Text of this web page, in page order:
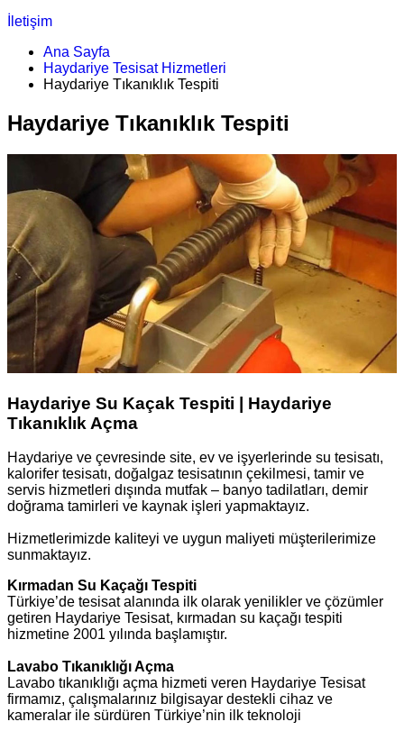
İletişim
Ana Sayfa
Haydariye Tesisat Hizmetleri
Haydariye Tıkanıklık Tespiti
Haydariye Tıkanıklık Tespiti
Haydariye Su Kaçak Tespiti | Haydariye
Tıkanıklık Açma
Haydariye ve çevresinde site, ev ve işyerlerinde su tesisatı,
kalorifer tesisatı, doğalgaz tesisatının çekilmesi, tamir ve
servis hizmetleri dışında mutfak – banyo tadilatları, demir
doğrama tamirleri ve kaynak işleri yapmaktayız.
Hizmetlerimizde kaliteyi ve uygun maliyeti müşterilerimize
sunmaktayız.
Kırmadan Su Kaçağı Tespiti
Türkiye’de tesisat alanında ilk olarak yenilikler ve çözümler
getiren Haydariye Tesisat, kırmadan su kaçağı tespiti
hizmetine 2001 yılında başlamıştır.
Lavabo Tıkanıklığı Açma
Lavabo tıkanıklığı açma hizmeti veren Haydariye Tesisat
firmamız, çalışmalarınız bilgisayar destekli cihaz ve
kameralar ile sürdüren Türkiye’nin ilk teknoloji